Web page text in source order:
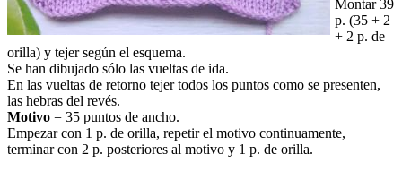
Montar 39
p. (35 + 2
+ 2 p. de
orilla) y tejer según el esquema.
Se han dibujado sólo las vueltas de ida.
En las vueltas de retorno tejer todos los puntos como se presenten,
las hebras del revés.
Motivo = 35 puntos de ancho.
Empezar con 1 p. de orilla, repetir el motivo continuamente,
terminar con 2 p. posteriores al motivo y 1 p. de orilla.